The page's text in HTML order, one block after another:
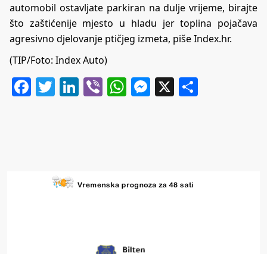
automobil ostavljate parkiran na dulje vrijeme, birajte
što zaštićenije mjesto u hladu jer toplina pojačava
agresivno djelovanje ptičjeg izmeta, piše Index.hr.
(TIP/Foto: Index Auto)
Facebook
Twitter
LinkedIn
ViberWhatsApp
Messenger
X